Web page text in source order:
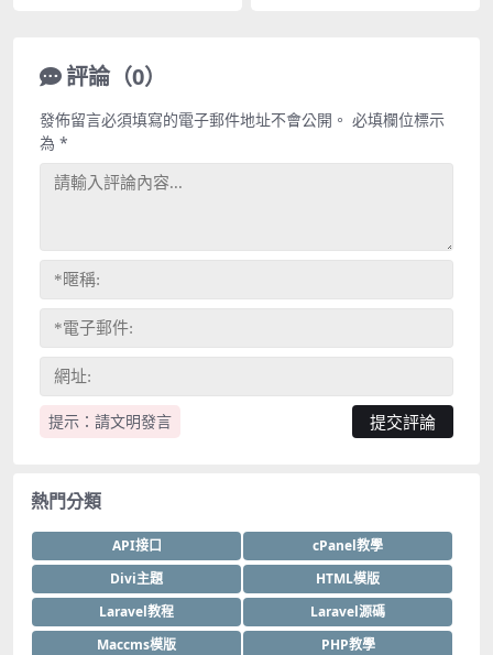
評論（0）
提示：請文明發言
發佈留言必須填寫的電子郵件地址不會公開。 必填欄位標示
為 *
熱門分類
API接口
cPanel教學
Divi主題
HTML模版
Laravel教程
Laravel源碼
Maccms模版
PHP教學